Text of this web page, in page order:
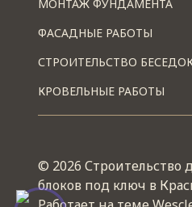
МОНТАЖ ФУНДАМЕНТА
ФАСАДНЫЕ РАБОТЫ
СТРОИТЕЛЬСТВО
КРОВЕЛЬНЫЕ РАБОТЫ
© 2026 Строительство
блоков под ключ в